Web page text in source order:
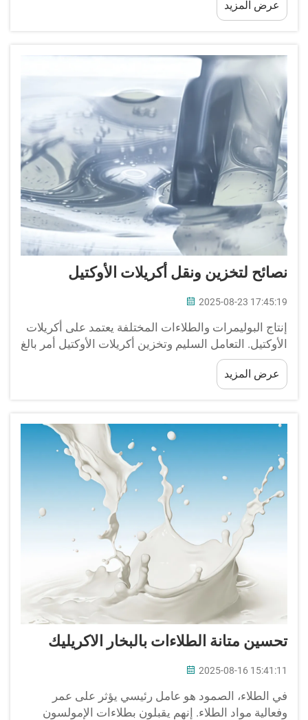
الراتنج الاكريليك المياه
عرض المزيد
نصائح لتخزين ونقل أكريلات الأوكتيل
2025-08-23 17:45:19
إنتاج البوليمرات والطلاءات المختلفة يعتمد على أكريلات
الأوكتيل. التعامل السليم وتخزين أكريلات الأوكتيل أمر بالغ
الأهمية لممارسات السلامة والسلامة. في هذه المقالة،
سنقدم ممارسات السلامة الموصى بها والتعامل مع...
عرض المزيد
تحسين متانة الطلاءات بالبخار الاكريليك
2025-08-16 15:41:11
في الطلاء، الصمود هو عامل رئيسي يؤثر على عمر
وفعالية مواد الطلاء. إنهم يقبلون بطلاءات الإمولسون